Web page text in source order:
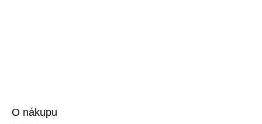
O nákupu